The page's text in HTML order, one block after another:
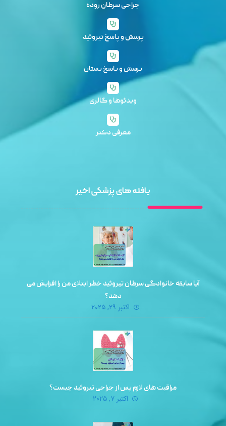
جراحی سرطان روده
پرسش و پاسخ تیروئید
پرسش و پاسخ پستان
ویدئوها و گالری
معرفی دکتر
یافته های پزشکی اخیر
آیا سابقه خانوادگی سرطان تیروئید خطر ابتلای من را افزایش می‌
دهد؟
اکتبر ۲۹, ۲۰۲۵
مراقبت‌ های لازم پس از جراحی تیروئید چیست؟
اکتبر ۷, ۲۰۲۵